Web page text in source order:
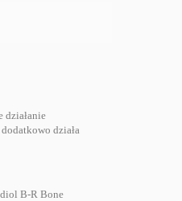
działanie
działa
B-R Bone